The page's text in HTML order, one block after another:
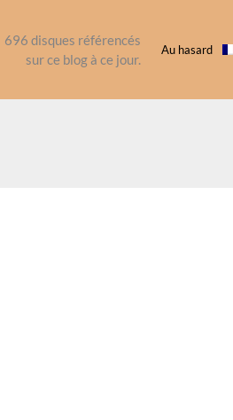
696 disques référencés
sur ce blog à ce jour.
Au hasard